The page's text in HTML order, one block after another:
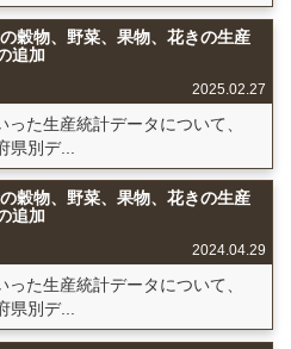
穀物、野菜、果物、花きの生産
追加
2025.02.27
た生産統計データについて、
別デ...
穀物、野菜、果物、花きの生産
追加
2024.04.29
た生産統計データについて、
県別デ...